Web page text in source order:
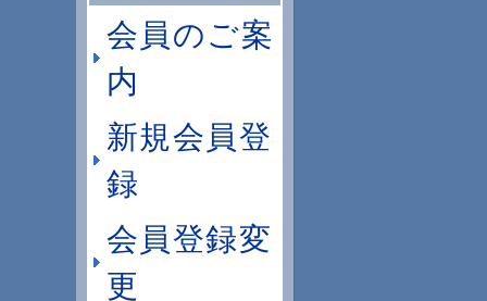
会員のご案
内
新規会員登
録
会員登録変
更